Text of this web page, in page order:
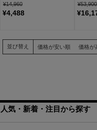
¥14,960
¥4,488
¥53,900
¥
並び替え 価格が安い順 価格が
人気・新着・注目から探す